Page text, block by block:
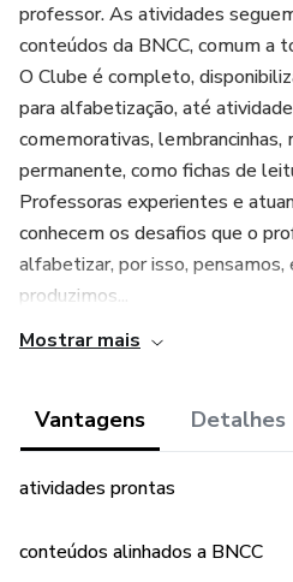
professor. As atividades
conteúdos da BNCC, comum a
O Clube é completo,
para alfabetização, até
comemorativas, lembrancinhas,
permanente, como fichas de
Professoras experientes e
conhecem os desafios que o
alfabetizar, por isso, pensamos,
produzimos...
Mostrar mais
Vantagens Detalhes
atividades prontas
conteúdos alinhados a BNCC